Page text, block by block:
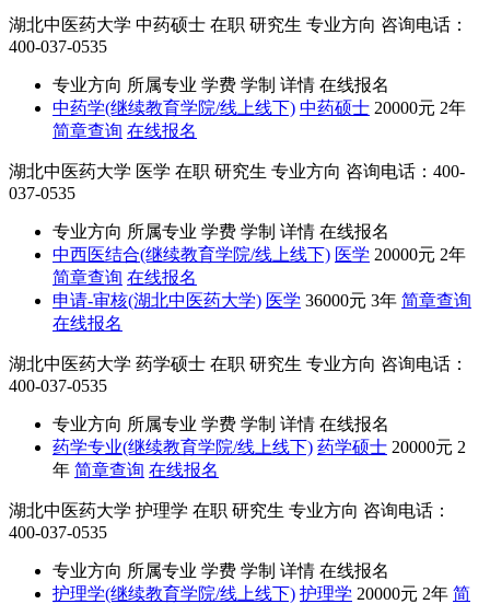
湖北中医药大学 中药硕士 在职 研究生 专业方向 咨询电话：
400-037-0535
专业方向 所属专业 学费 学制 详情 在线报名
中药学(继续教育学院/线上线下) 中药硕士 20000元 2年
简章查询 在线报名
湖北中医药大学 医学 在职 研究生 专业方向 咨询电话：400-
037-0535
专业方向 所属专业 学费 学制 详情 在线报名
中西医结合(继续教育学院/线上线下) 医学 20000元 2年
简章查询 在线报名
申请-审核(湖北中医药大学) 医学 36000元 3年 简章查询
在线报名
湖北中医药大学 药学硕士 在职 研究生 专业方向 咨询电话：
400-037-0535
专业方向 所属专业 学费 学制 详情 在线报名
药学专业(继续教育学院/线上线下) 药学硕士 20000元 2
年 简章查询 在线报名
湖北中医药大学 护理学 在职 研究生 专业方向 咨询电话：
400-037-0535
专业方向 所属专业 学费 学制 详情 在线报名
护理学(继续教育学院/线上线下) 护理学 20000元 2年 简